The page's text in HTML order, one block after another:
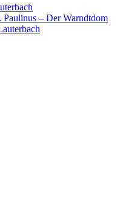
Paulinus – Der Warndtdom